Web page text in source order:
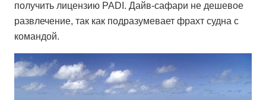
получить лицензию PADI. Дайв-сафари не дешевое
развлечение, так как подразумевает фрахт судна с
командой.